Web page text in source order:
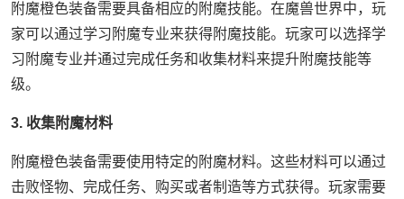
附魔橙色装备需要具备相应的附魔技能。在魔兽世界中，玩
家可以通过学习附魔专业来获得附魔技能。玩家可以选择学
习附魔专业并通过完成任务和收集材料来提升附魔技能等
级。
3. 收集附魔材料
附魔橙色装备需要使用特定的附魔材料。这些材料可以通过
击败怪物、完成任务、购买或者制造等方式获得。玩家需要